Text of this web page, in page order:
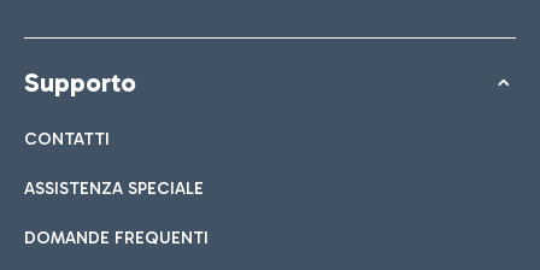
Supporto
CONTATTI
ASSISTENZA SPECIALE
DOMANDE FREQUENTI